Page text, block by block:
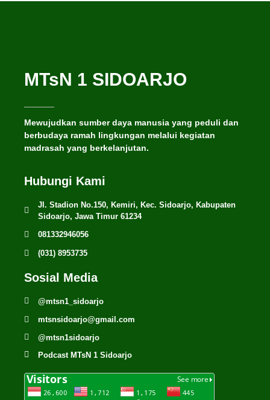
MTsN 1 SIDOARJO
Mewujudkan sumber daya manusia yang peduli dan
berbudaya ramah lingkungan melalui kegiatan
madrasah yang berkelanjutan.
Hubungi Kami
Jl. Stadion No.150, Kemiri, Kec. Sidoarjo, Kabupaten
Sidoarjo, Jawa Timur 61234
081332946056
(031) 8953735
Sosial Media
@mtsn1_sidoarjo
mtsnsidoarjo@gmail.com
@mtsn1sidoarjo
Podcast MTsN 1 Sidoarjo